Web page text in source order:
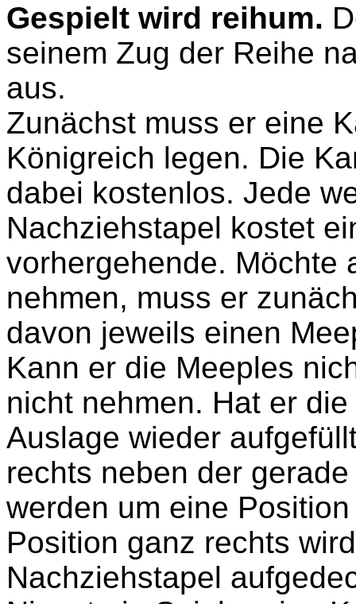
Gespielt wird reihum.
seinem Zug der Reihe
aus.
Zunächst muss er eine
Königreich legen. Die
dabei kostenlos. Jede
Nachziehstapel kostet
vorhergehende. Möchte
nehmen, muss er
davon jeweils einen
Kann er die Meeples
nicht nehmen. Hat er
Auslage wieder
rechts neben der
werden um eine
Position ganz rechts
Nachziehstapel